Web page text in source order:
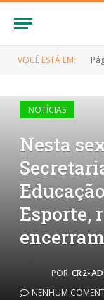
VOCÊ ESTÁ EM:
NOTÍCIAS
Nesta
Esporte,
POR CR2-
NENHUM